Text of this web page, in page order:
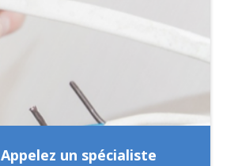
Appelez un spécialiste